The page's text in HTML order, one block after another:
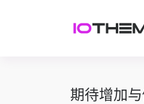
期待增加